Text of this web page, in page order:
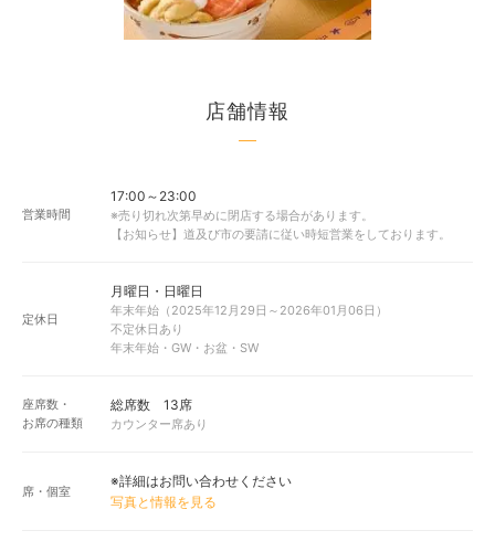
店舗情報
営業時間
17:00～23:00
※売り切れ次第早めに閉店する場合があります。
【お知らせ】道及び市の要請に従い時短営業をしております。
定休日
月曜日・日曜日
年末年始（2025年12月29日～2026年01月06日）
不定休日あり
年末年始・GW・お盆・SW
座席数・
お席の種類
総席数 13席
カウンター席あり
席・個室
※詳細はお問い合わせください
写真と情報を見る